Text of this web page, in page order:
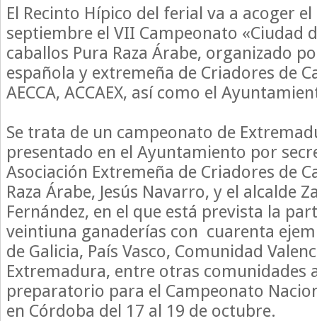
El Recinto Hípico del ferial va a acoger
septiembre el VII Campeonato «Ciudad
caballos Pura Raza Árabe, organizado
española y extremeña de Criadores de
AECCA, ACCAEX, así como el
Se trata de un campeonato de
presentado en el Ayuntamiento por
Asociación Extremeña de Criadores de
Raza Árabe, Jesús Navarro, y el alcalde
Fernández, en el que está prevista la
veintiuna ganaderías con cuarenta
de Galicia, País Vasco, Comunidad
Extremadura, entre otras comunidades
preparatorio para el Campeonato
en Córdoba del 17 al 19 de octubre.